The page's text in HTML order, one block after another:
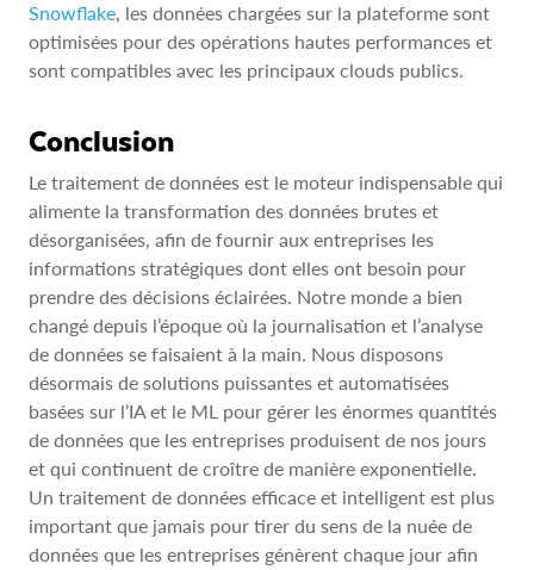
Snowflake, les données chargées sur la plateforme sont
optimisées pour des opérations hautes performances et
sont compatibles avec les principaux clouds publics.
Conclusion
Le traitement de données est le moteur indispensable qui
alimente la transformation des données brutes et
désorganisées, afin de fournir aux entreprises les
informations stratégiques dont elles ont besoin pour
prendre des décisions éclairées. Notre monde a bien
changé depuis l’époque où la journalisation et l’analyse
de données se faisaient à la main. Nous disposons
désormais de solutions puissantes et automatisées
basées sur l’IA et le ML pour gérer les énormes quantités
de données que les entreprises produisent de nos jours
et qui continuent de croître de manière exponentielle.
Un traitement de données efficace et intelligent est plus
important que jamais pour tirer du sens de la nuée de
données que les entreprises génèrent chaque jour afin